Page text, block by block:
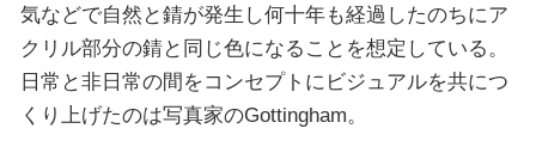
気などで自然と錆が発生し何十年も経過したのちにア
クリル部分の錆と同じ色になることを想定している。
日常と非日常の間をコンセプトにビジュアルを共につ
くり上げたのは写真家のGottingham。